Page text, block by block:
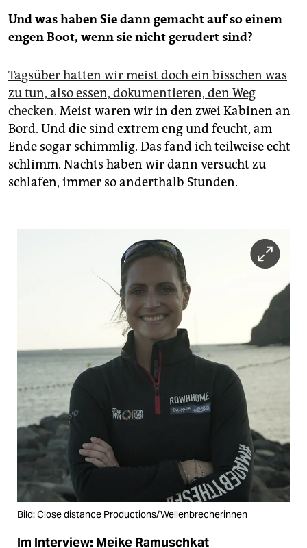
Und was haben Sie dann gemacht auf so einem
engen Boot, wenn sie nicht gerudert sind?
Tagsüber hatten wir meist doch ein bisschen was
zu tun, also essen, dokumentieren, den Weg
checken. Meist waren wir in den zwei Kabinen an
Bord. Und die sind extrem eng und feucht, am
Ende sogar schimmlig. Das fand ich teilweise echt
schlimm. Nachts haben wir dann versucht zu
schlafen, immer so anderthalb Stunden.
Bild: Close distance Productions/Wellenbrecherinnen
Im Interview: Meike Ramuschkat